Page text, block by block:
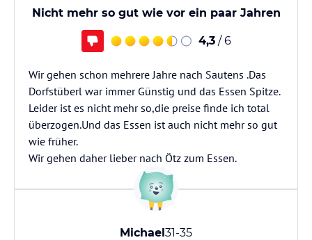
Nicht mehr so gut wie vor ein paar Jahren
4,3 / 6
Wir gehen schon mehrere Jahre nach Sautens .Das
Dorfstüberl war immer Günstig und das Essen Spitze.
Leider ist es nicht mehr so,die preise finde ich total
überzogen.Und das Essen ist auch nicht mehr so gut
wie früher.
Wir gehen daher lieber nach Ötz zum Essen.
Michael31-35